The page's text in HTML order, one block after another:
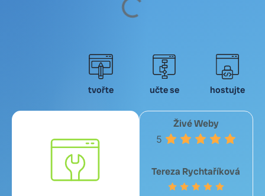
tvořte učte se hostujte
Živé Weby
5
Tereza Rychtaříková